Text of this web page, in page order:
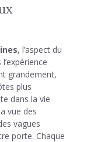
, l’aspect du
grandement,
plus
dans la vie
vue des
vagues
porte. Chaque